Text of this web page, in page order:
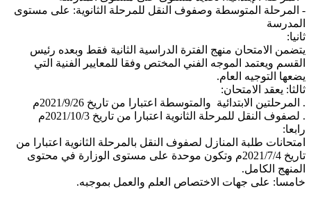
- المرحلة المتوسطة وصفوف النقل للمرحلة الثانوية: على مستوى
المدرسة
ثانيا:
يتضمن الامتحان منهج الفترة الدراسية الثانية فقط وبعده رئيس
القسم ويعتمد الموجه الفني المختص وفقا للمعايير الفنية التي
يضعها التوجيه العام.
ثالثا: يعقد الامتحان:
. المرحلتين الابتدائية والمتوسطة اعتبارا من تاريخ 2021/9/26م
. لصفوف النقل للمرحلة الثانوية اعتبارا من تاريخ 2021/10/3م
رابعا:
امتحانات طلبة المنازل لصفوف النقل بالمرحلة الثانوية اعتبارا من
تاريخ 2021/7/4م وتكون موحدة على مستوى الوزارة في محتوى
المنهج الكامل.
خامسا: على جهات الاختصاص العلم والعمل بموجبه.